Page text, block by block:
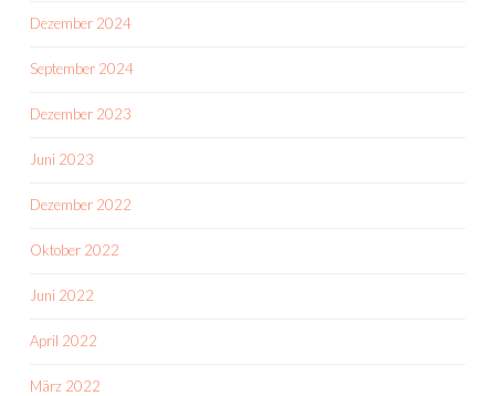
Dezember 2024
September 2024
Dezember 2023
Juni 2023
Dezember 2022
Oktober 2022
Juni 2022
April 2022
März 2022